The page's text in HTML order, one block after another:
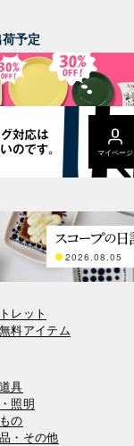
予定
マイページ
2026.08.05
レット
料アイテム
具
照明
の
・その他